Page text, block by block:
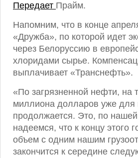
Передает Прайм.
Напомним, что в конце
«Дружба», по которой идет
через Белоруссию в
хлоридами сырье.
выплачивает «Транснефть».
«По загрязненной нефти,
миллиона долларов уже для
продолжается. Это, по
надеемся, что к концу этого
объем с одним нашим
закончится к середине